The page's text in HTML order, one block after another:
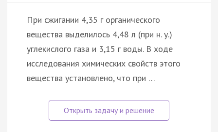
При сжигании 4,35 г органического
вещества выделилось 4,48 л (при н. у.)
углекислого газа и 3,15 г воды. В ходе
исследования химических свойств этого
вещества установлено, что при …